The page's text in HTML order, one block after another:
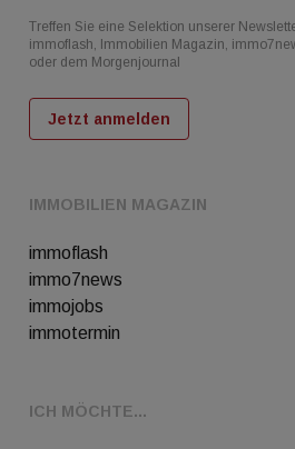
IMMOBILIEN MAGAZIN
immoflash
immo7news
immojobs
immotermin
ICH MÖCHTE...
Treffen Sie eine Selektion unserer
immoflash, Immobilien Magazin,
oder dem Morgenjournal
Jetzt anmelden